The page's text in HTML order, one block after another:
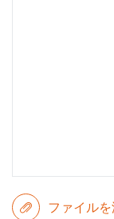
ファイル